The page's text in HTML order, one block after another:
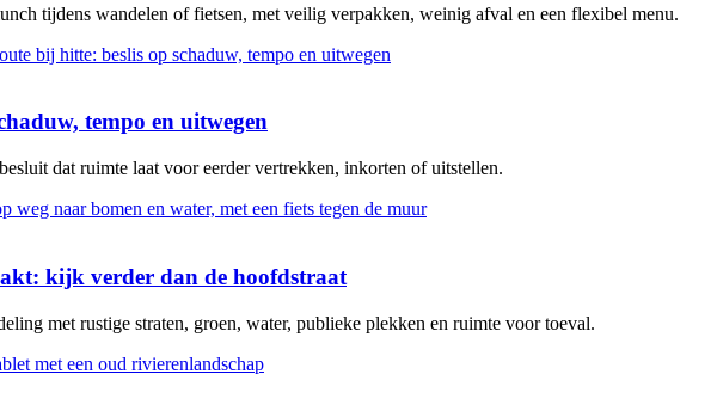
tijdens wandelen of fietsen, met veilig verpakken, weinig afval en een flexibel menu.
tempo en uitwegen
dat ruimte laat voor eerder vertrekken, inkorten of uitstellen.
kijk verder dan de hoofdstraat
met rustige straten, groen, water, publieke plekken en ruimte voor toeval.